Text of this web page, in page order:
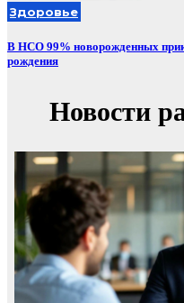
Здоровье
В НСО 99% новорожденных
рождения